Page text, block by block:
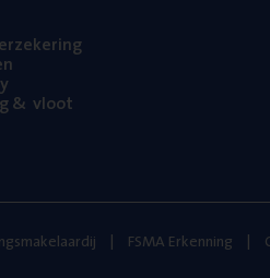
& vloot
FSMA Erkenning